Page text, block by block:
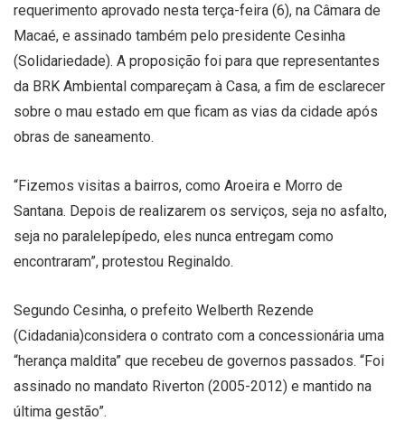
requerimento aprovado nesta terça-feira (6), na Câmara de
Macaé, e assinado também pelo presidente Cesinha
(Solidariedade). A proposição foi para que representantes
da BRK Ambiental compareçam à Casa, a fim de esclarecer
sobre o mau estado em que ficam as vias da cidade após
obras de saneamento.
“Fizemos visitas a bairros, como Aroeira e Morro de
Santana. Depois de realizarem os serviços, seja no asfalto,
seja no paralelepípedo, eles nunca entregam como
encontraram”, protestou Reginaldo.
Segundo Cesinha, o prefeito Welberth Rezende
(Cidadania)considera o contrato com a concessionária uma
“herança maldita” que recebeu de governos passados. “Foi
assinado no mandato Riverton (2005-2012) e mantido na
última gestão”.